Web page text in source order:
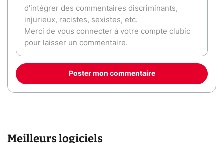
Poster mon commentaire
Meilleurs logiciels